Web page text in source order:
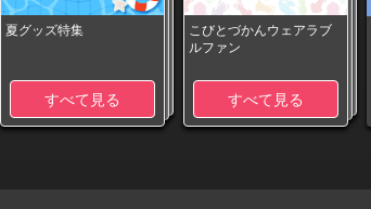
夏グッズ特集
すべて見る
こびとづかんウェアラブ
ルファン
すべて見る